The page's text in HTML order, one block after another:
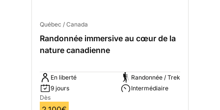
Québec / Canada
Randonnée immersive au cœur de la
nature canadienne
En liberté
9 jours
Randonnée / Trek
Intermédiaire
Dès